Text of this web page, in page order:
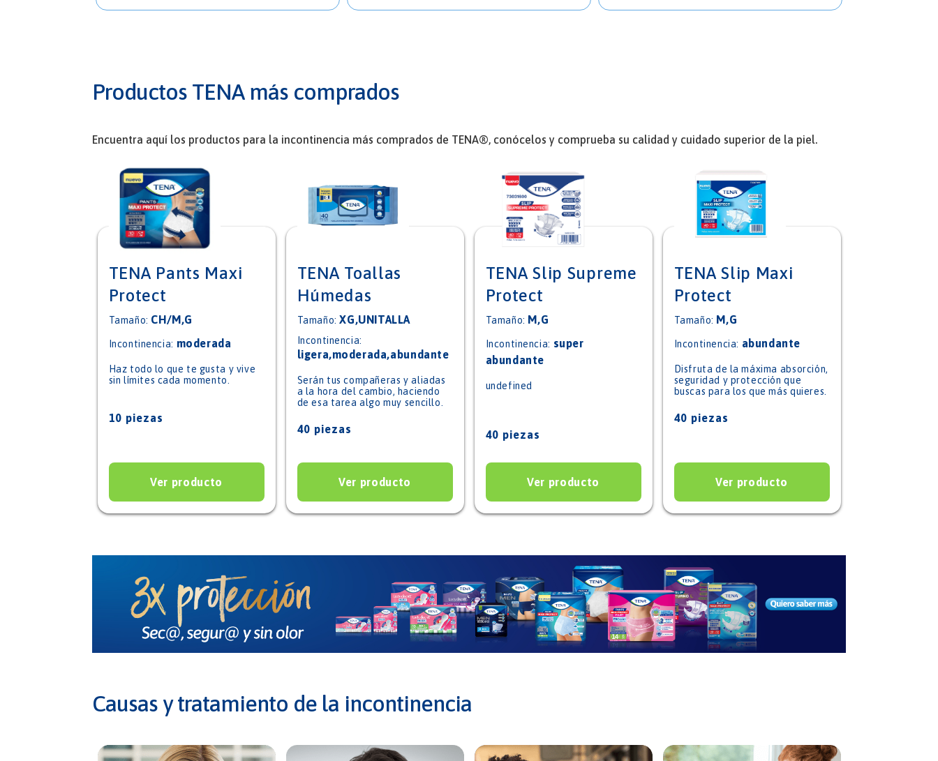
Productos TENA más comprados
Encuentra aquí los productos para la incontinencia más comprados de TENA®, conócelos y comprueba su calidad y cuidado superior de la piel.
TENA Pants Maxi
Protect
Tamaño: CH/M,G
Incontinencia: moderada
Haz todo lo que te gusta y vive
sin límites cada momento.
10 piezas
Ver producto
TENA Toallas
Húmedas
Tamaño:XG,UNITALLA
Incontinencia:
ligera,moderada,abundante
Serán tus compañeras y aliadas
a la hora del cambio, haciendo
de esa tarea algo muy sencillo.
40 piezas
Ver producto
TENA Slip Supreme
Protect
Tamaño: M,G
Incontinencia: super
abundante
undefined
40 piezas
Ver producto
TENA Slip Maxi
Protect
Tamaño: M,G
Incontinencia: abundante
Disfruta de la máxima absorción,
seguridad y protección que
buscas para los que más quieres.
40 piezas
Ver producto
Causas y tratamiento de la incontinencia